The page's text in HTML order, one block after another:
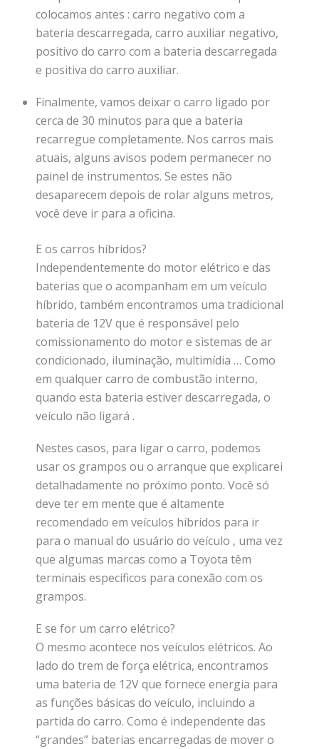
colocamos antes : carro negativo com a
bateria descarregada, carro auxiliar negativo,
positivo do carro com a bateria descarregada
e positiva do carro auxiliar.
Finalmente, vamos deixar o carro ligado por
cerca de 30 minutos para que a bateria
recarregue completamente. Nos carros mais
atuais, alguns avisos podem permanecer no
painel de instrumentos. Se estes não
desaparecem depois de rolar alguns metros,
você deve ir para a oficina.
E os carros híbridos?
Independentemente do motor elétrico e das
baterias que o acompanham em um veículo
híbrido, também encontramos uma tradicional
bateria de 12V que é responsável pelo
comissionamento do motor e sistemas de ar
condicionado, iluminação, multimídia … Como
em qualquer carro de combustão interno,
quando esta bateria estiver descarregada, o
veículo não ligará .
Nestes casos, para ligar o carro, podemos
usar os grampos ou o arranque que explicarei
detalhadamente no próximo ponto. Você só
deve ter em mente que é altamente
recomendado em veículos híbridos para ir
para o manual do usuário do veículo , uma vez
que algumas marcas como a Toyota têm
terminais específicos para conexão com os
grampos.
E se for um carro elétrico?
O mesmo acontece nos veículos elétricos. Ao
lado do trem de força elétrica, encontramos
uma bateria de 12V que fornece energia para
as funções básicas do veículo, incluindo a
partida do carro. Como é independente das
“grandes” baterias encarregadas de mover o